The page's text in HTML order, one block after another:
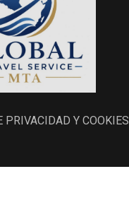
PRIVACIDAD Y COOKIES